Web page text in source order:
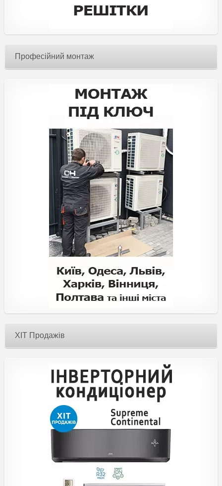
Професійний монтаж
ХІТ Продажів